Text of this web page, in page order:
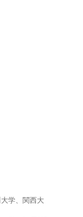
学、関西大